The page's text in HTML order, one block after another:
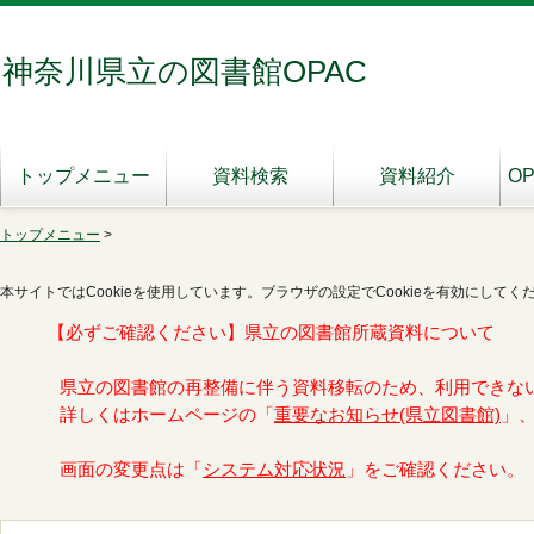
神奈川県立の図書館OPAC
トップメニュー 資料検索 資料紹介
トップメニュー >
本サイトではCookieを使用しています。ブラウザの設定でCookieを有効にしてく
【必ずご確認ください】県立の図書館所蔵資料について
県立の図書館の再整備に伴う資料移転のため、利用できな
詳しくはホームページの「 重要なお知らせ(県立図書館) 」
画面の変更点は「 システム対応状況 」をご確認ください。